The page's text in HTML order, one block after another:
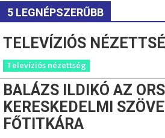
5 LEGNÉPSZERŰBB
TELEVÍZIÓS
Televíziós nézettség
BALÁZS ILDIKÓ AZ
KERESKEDELMI
FŐTITKÁRA